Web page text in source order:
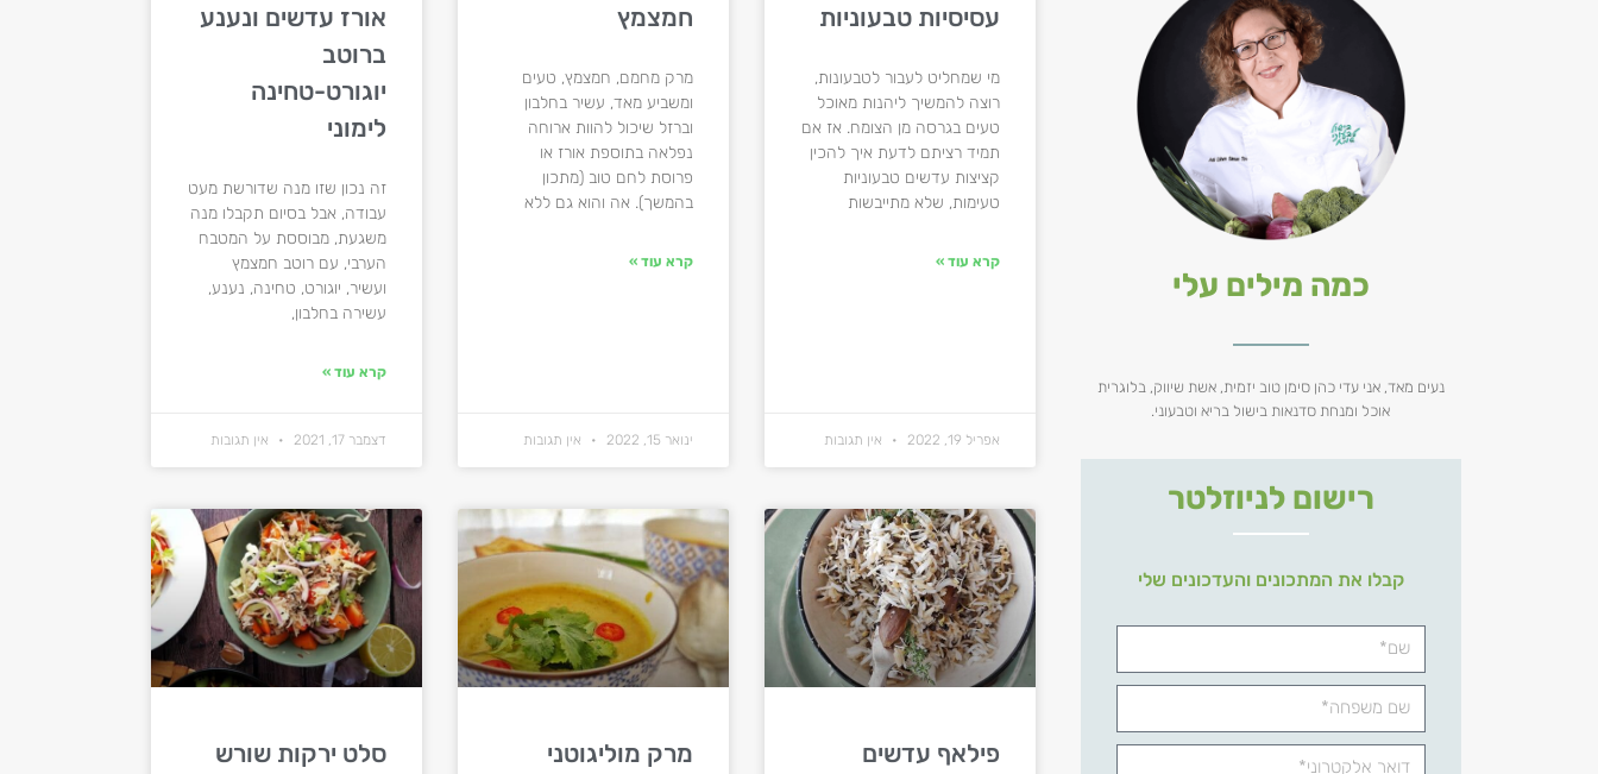
כמה מילים עלי
נעים מאד, אני עדי כהן סימן טוב יזמית, אשת שיווק, בלוגרית
אוכל ומנחת סדנאות בישול בריא וטבעוני.
רישום לניוזלטר
קבלו את המתכונים והעדכונים שלי
עסיסיות טבעוניות
מי שמחליט לעבור לטבעונות,
רוצה להמשיך ליהנות מאוכל
טעים בגרסה מן הצומח. אז אם
תמיד רציתם לדעת איך להכין
קציצות עדשים טבעוניות
טעימות, שלא מתייבשות
קרא עוד »
אפריל 19, 2022 אין תגובות
חמצמץ
מרק מחמם, חמצמץ, טעים
ומשביע מאד, עשיר בחלבון
וברזל שיכול להוות ארוחה
נפלאה בתוספת אורז או
פרוסת לחם טוב (מתכון
בהמשך). אה והוא גם ללא
קרא עוד »
ינואר 15, 2022 אין תגובות
אורז עדשים ונענע
ברוטב
יוגורט-טחינה
לימוני
זה נכון שזו מנה שדורשת מעט
עבודה, אבל בסיום תקבלו מנה
משגעת, מבוססת על המטבח
הערבי, עם רוטב חמצמץ
ועשיר, יוגורט, טחינה, נענע,
עשירה בחלבון,
קרא עוד »
דצמבר 17, 2021 אין תגובות
פילאף עדשים
מרק מוליגוטני
סלט ירקות שורש